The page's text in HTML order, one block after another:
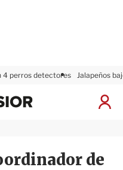
4 perros detectores Jalapeños
I
x
s
i
de